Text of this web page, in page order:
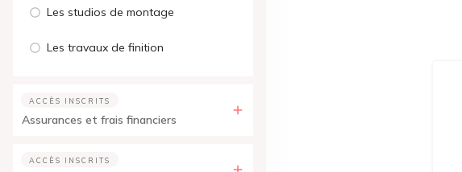
Les studios de montage
Les travaux de finition
ACCÈS INSCRITS
Assurances et frais financiers
ACCÈS INSCRITS